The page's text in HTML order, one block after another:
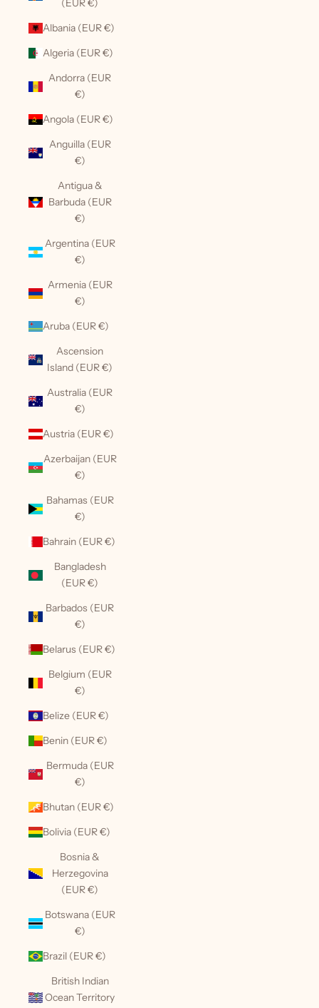
(EUR €)
Albania (EUR €)
Algeria (EUR €)
Andorra (EUR
€)
Angola (EUR €)
Anguilla (EUR
€)
Antigua &
Barbuda (EUR
€)
Argentina (EUR
€)
Armenia (EUR
€)
Aruba (EUR €)
Ascension
Island (EUR €)
Australia (EUR
€)
Austria (EUR €)
Azerbaijan (EUR
€)
Bahamas (EUR
€)
Bahrain (EUR €)
Bangladesh
(EUR €)
Barbados (EUR
€)
Belarus (EUR €)
Belgium (EUR
€)
Belize (EUR €)
Benin (EUR €)
Bermuda (EUR
€)
Bhutan (EUR €)
Bolivia (EUR €)
Bosnia &
Herzegovina
(EUR €)
Botswana (EUR
€)
Brazil (EUR €)
British Indian
Ocean Territory